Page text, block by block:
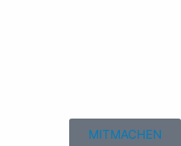
MITMACHEN